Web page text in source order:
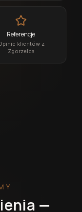
Referencje
klientów z
Zgorzelca
—